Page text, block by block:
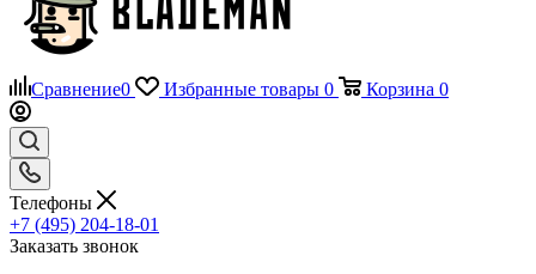
Сравнение0 Избранные товары 0 Корзина 0
Телефоны
+7 (495) 204-18-01
Заказать звонок